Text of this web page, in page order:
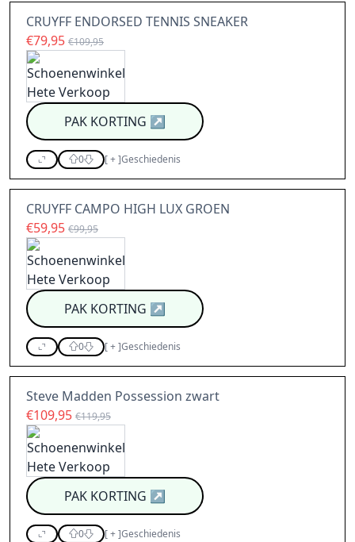
CRUYFF ENDORSED TENNIS SNEAKER
€79,95 €109,95
PAK KORTING ↗
0 [+]Geschiedenis
CRUYFF CAMPO HIGH LUX GROEN
€59,95 €99,95
PAK KORTING ↗
0 [+]Geschiedenis
Steve Madden Possession zwart
€109,95 €119,95
PAK KORTING ↗
0 [+]Geschiedenis